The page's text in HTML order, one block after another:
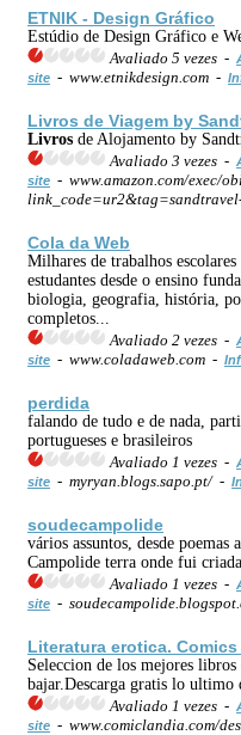
ETNIK - Design Gráfico
Estúdio de Design Gráfico e
Avaliado 5 vezes -
site - www.etnikdesign.com -
Livros de Viagem by
Livros de Alojamento by
Avaliado 3 vezes -
site - www.amazon.com/exec/
Cola da Web
Milhares de trabalhos
estudantes desde o ensino
biologia, geografia, história,
completos...
Avaliado 2 vezes -
site - www.coladaweb.com -
perdida
falando de tudo e de nada,
portugueses e brasileiros
Avaliado 1 vezes -
site - myryan.blogs.sapo.pt/ -
soudecampolide
vários assuntos, desde poemas a
Campolide terra onde fui criada
Avaliado 1 vezes -
site -
Literatura erotica.
Seleccion de los mejores libros
bajar.Descarga gratis lo
Avaliado 1 vezes -
site - www.comiclandia.com/